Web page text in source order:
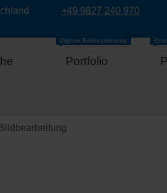
+49 9827 240 970
Portfolio
Digitale Bildbearbeitung